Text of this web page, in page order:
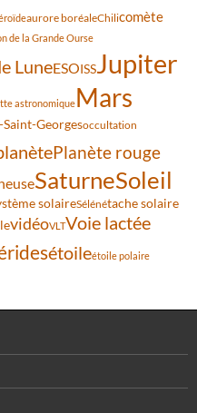
aurore boréaleChilicomète
de la Grande Ourse
LuneESOISSJupiter
astronomiqueMars
Georgesoccultation
Planète rouge
SaturneSoleil
solaireSélénétache solaire
vidéoVLTVoie lactée
étoileétoile polaire